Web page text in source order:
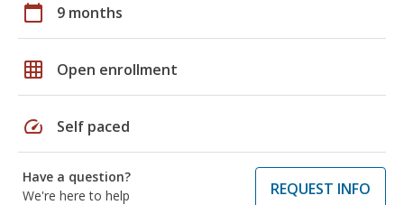
calendar_today 9 months
grid_on Open enrollment
speed Self paced
Have a question?
We're here to help
REQUEST INFO